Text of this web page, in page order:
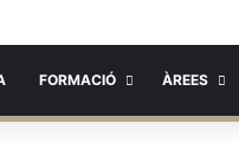
FORMACIÓ ÀREES